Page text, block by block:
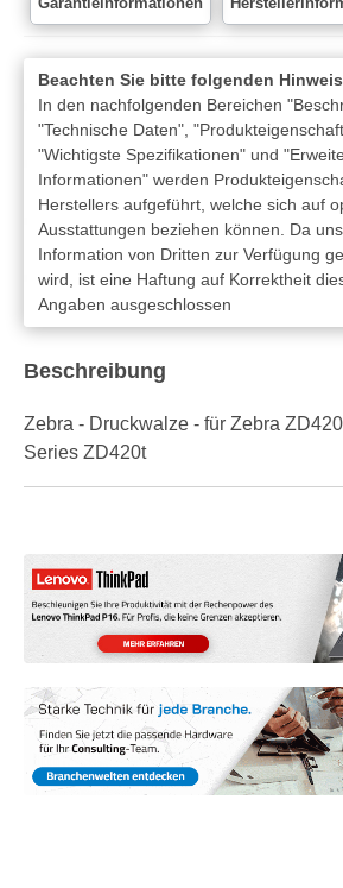
Beachten Sie bitte folgenden Hinweis
In den nachfolgenden Bereichen
"Technische Daten",
"Wichtigste Spezifikationen" und
Informationen" werden
Herstellers aufgeführt, welche sich auf
Ausstattungen beziehen können. Da
Information von Dritten zur Verfügung
wird, ist eine Haftung auf Korrektheit
Angaben ausgeschlossen
Beschreibung
Zebra - Druckwalze - für Zebra
Series ZD420t